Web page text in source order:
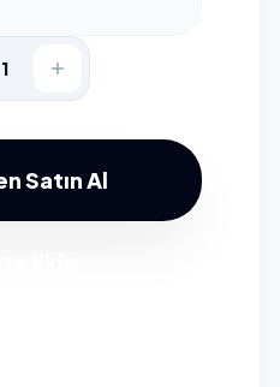
1
Satın Al